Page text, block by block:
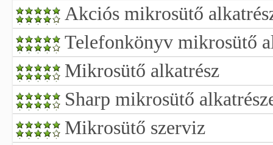
Akciós mikrosütő
Telefonkönyv mikrosütő
Mikrosütő alkatrész
Sharp mikrosütő
Mikrosütő szerviz